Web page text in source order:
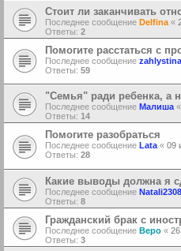
Стоит ли заканчивать
Последнее сообщение Delfina «
Ответы: 2
Помогите расстаться с
Последнее сообщение zahlystina
Ответы: 59
"Семья" ради ребенка, а
Последнее сообщение Малиша «
Ответы: 14
Помогите разобраться
Последнее сообщение Lata « 09
Ответы: 28
Какие выводы должна я
Последнее сообщение Natali2308
Ответы: 8
Гражданский брак с
Последнее сообщение Веро «
Ответы: 3